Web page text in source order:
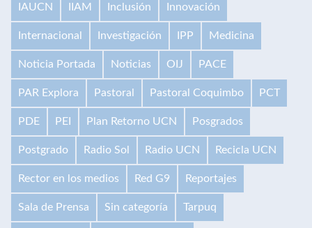
IAUCN IIAM Inclusión Innovación
Internacional Investigación IPP Medicina
Noticia Portada Noticias OIJ PACE
PAR Explora Pastoral Pastoral Coquimbo PCT
PDE PEI Plan Retorno UCN Posgrados
Postgrado Radio Sol Radio UCN Recicla UCN
Rector en los medios Red G9 Reportajes
Sala de Prensa Sin categoría Tarpuq